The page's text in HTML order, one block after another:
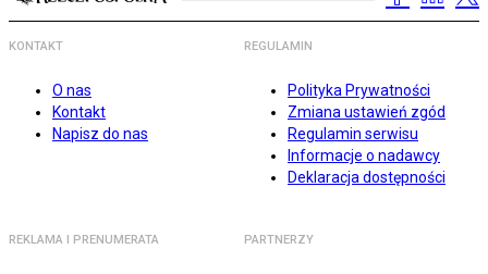
KONTAKT
O nas
Kontakt
Napisz do nas
REGULAMIN
Polityka Prywatności
Zmiana ustawień zgód
Regulamin serwisu
Informacje o nadawcy
Deklaracja dostępności
REKLAMA I PRENUMERATA PARTNERZY